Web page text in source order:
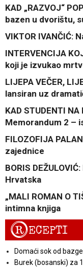
KAD „RAZVOJ“
bazen u dvorištu,
VIKTOR IVANČIĆ:
INTERVENCIJA
koji je izvukao
LIJEPA VEČER,
lansiran uz
KAD STUDENTI
Memorandum 2 –
FILOZOFIJA
zajednice
BORIS
Hrvatska
„MALI ROMAN O
intimna knjiga
RECEPTI
Domaći sok od bazge
Burek (bosanski) za